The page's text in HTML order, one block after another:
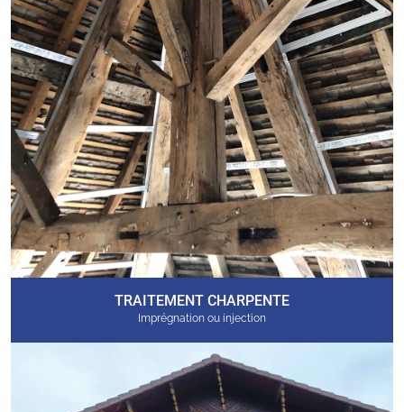
TRAITEMENT CHARPENTE
Imprégnation ou injection